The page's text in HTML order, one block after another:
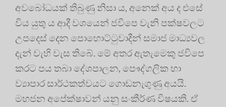
අවබෝධයක් තිබුණු නිසා ය, අනෙක් අය ද එසේ
විය යුතු ය ආදී වශයෙන් ජවිපෙ වැනි පක්ෂවලට
උපදෙස් දෙන පොහොට්ටුවාදීන් සමාජ මාධ්‍යවල
දැන් වැහි වැස තිබේ. මේ අතර ඇතැමෙකු ජවිපෙ
කරට පය තබා දේශපාලන, පෞද්ගලික හා
ව්‍යාපාර සාර්ථකත්වයට ගොඩනැගුණු අයයි.
මහජන අපේක්ෂාවන් යනු සංකීර්ණ විෂයකි. ඒ